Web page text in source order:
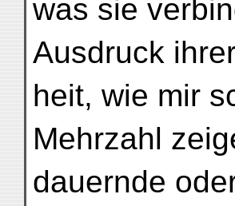
was sie
Ausdruck
heit, wie mir
Mehrzahl
dauernde